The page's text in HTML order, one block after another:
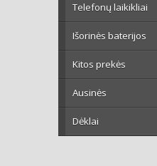
Telefonų laikikliai
Išorinės baterijos
Kitos prekės
Ausinės
Dėklai